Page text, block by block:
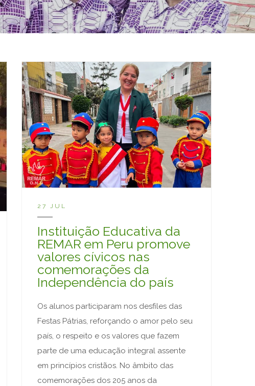
27 JUL
Instituição Educativa da
REMAR em Peru promove
valores cívicos nas
comemorações da
Independência do país
Os alunos participaram nos desfiles das
Festas Pátrias, reforçando o amor pelo seu
país, o respeito e os valores que fazem
parte de uma educação integral assente
em princípios cristãos. No âmbito das
comemorações dos 205 anos da